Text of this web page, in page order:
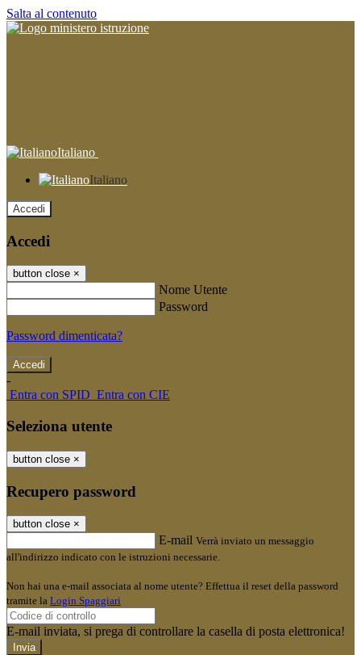
Salta al contenuto
Italiano
Italiano
Accedi
Accedi
button close ×
Nome Utente
Password
Password dimenticata?
-
Entra con SPID Entra con CIE
Seleziona utente
button close ×
Recupero password
button close ×
E-mail Verrà inviato un messaggio
all'indirizzo indicato con le istruzioni necessarie.
Non hai una e-mail associata al nome utente? Effettua il reset della password
tramite la Login Spaggiari
E-mail inviata, si prega di controllare la casella di posta elettronica!